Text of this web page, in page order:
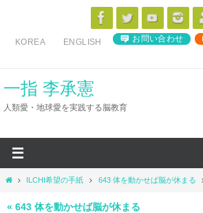
ス
KOREA ENGLISH お問い合わせ
一指 李承憲
人類愛・地球愛を実践する脳教育
ホ
ム
ILCHI希望の手紙 643 体を動かせば脳が休まる
« 643 体を動かせば脳が休まる